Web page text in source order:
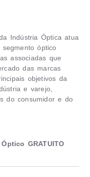
Indústria Óptica atua
óptico
associadas que
das marcas
objetivos da
e varejo,
do consumidor e do
GRATUITO